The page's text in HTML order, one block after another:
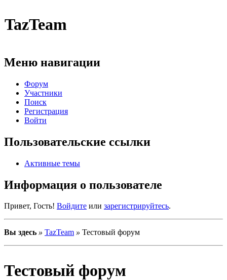
TazTeam
Меню навигации
Форум
Участники
Поиск
Регистрация
Войти
Пользовательские ссылки
Активные темы
Информация о пользователе
Привет, Гость! Войдите или зарегистрируйтесь.
Вы здесь » TazTeam » Тестовый форум
Тестовый форум